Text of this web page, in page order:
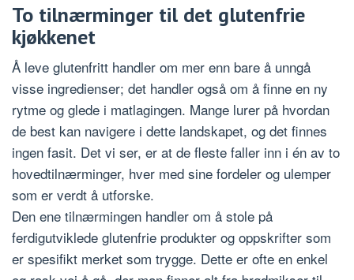
To tilnærminger til det glutenfrie
kjøkkenet
Å leve glutenfritt handler om mer enn bare å unngå
visse ingredienser; det handler også om å finne en ny
rytme og glede i matlagingen. Mange lurer på hvordan
de best kan navigere i dette landskapet, og det finnes
ingen fasit. Det vi ser, er at de fleste faller inn i én av to
hovedtilnærminger, hver med sine fordeler og ulemper
som er verdt å utforske.
Den ene tilnærmingen handler om å stole på
ferdigutviklede glutenfrie produkter og oppskrifter som
er spesifikt merket som trygge. Dette er ofte en enkel